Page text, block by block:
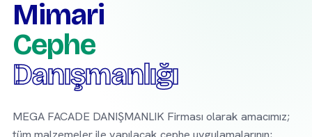
Mimari
Cephe
Danışmanlığı
MEGA FACADE DANIŞMANLIK Firması olarak amacımız;